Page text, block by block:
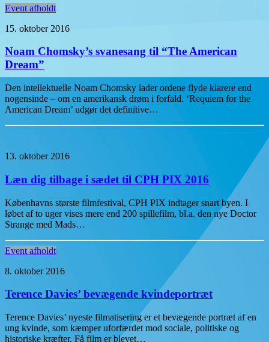
Event afholdt
15. oktober 2016
Noam Chomsky’s svanesang til “The American
Dream”
Den intellektuelle Noam Chomsky lader ordene flyde klarere end
nogensinde – om en amerikansk drøm i forfald. ‘Requiem for the
American Dream’ udgør det definitive…
13. oktober 2016
Læn dig tilbage i sædet til CPH PIX 2016
Københavns største filmfestival, CPH PIX indtager snart byen. I
løbet af to uger vises mere end 200 spillefilm, bl.a. den nye Doctor
Strange med Mads…
Event afholdt
8. oktober 2016
Terence Davies’ bevægende kvindeportræt
Terence Davies’ nyeste filmatisering er et bevægende portræt af en
ung kvinde, som kæmper uforfærdet mod sociale, politiske og
historiske kræfter. Få film er blevet…